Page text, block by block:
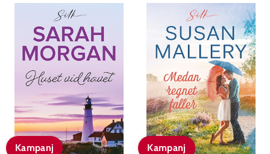
Kampanj Kampanj